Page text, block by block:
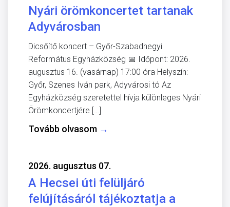
Nyári örömkoncertet tartanak
Adyvárosban
Dicsőítő koncert – Győr-Szabadhegyi
Református Egyházközség 📅 Időpont: 2026.
augusztus 16. (vasárnap) 17:00 óra Helyszín:
Győr, Szenes Iván park, Adyvárosi tó Az
Egyházközség szeretettel hívja különleges Nyári
Örömkoncertjére […]
Tovább olvasom →
2026. augusztus 07.
A Hecsei úti felüljáró
felújításáról tájékoztatja a